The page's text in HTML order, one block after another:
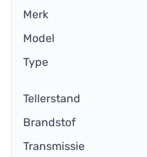
Merk
Model
Type
Tellerstand
Brandstof
Transmissie